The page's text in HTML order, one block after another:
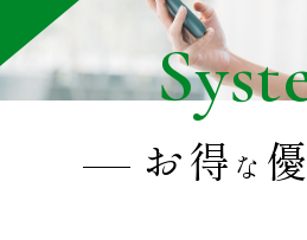
お得 な